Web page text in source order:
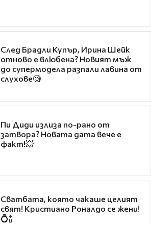
След Брадли Купър, Ирина Шейк
отново е влюбена? Новият мъж
до супермодела разпали лавина от
слухове🧐
Пи Диди излиза по-рано от
затвора? Новата дата вече е
факт!💥
Сватбата, която чакаше целият
свят! Кристиано Роналдо се жени!
💍🍾